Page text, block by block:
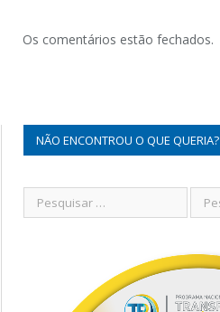
Os comentários estão fechados.
NÃO ENCONTROU O QUE QUERIA?